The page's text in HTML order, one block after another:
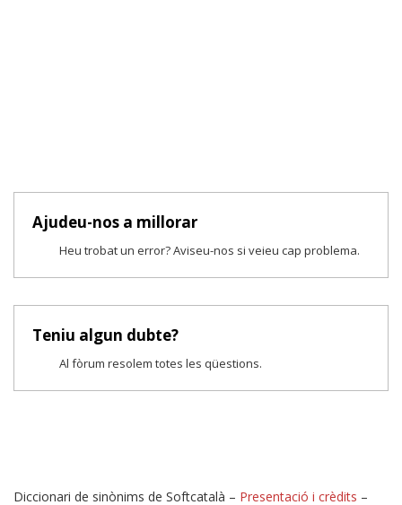
Ajudeu-nos a millorar
Heu trobat un error? Aviseu-nos si veieu cap problema.
Teniu algun dubte?
Al fòrum resolem totes les qüestions.
Diccionari de sinònims de Softcatalà – Presentació i crèdits –